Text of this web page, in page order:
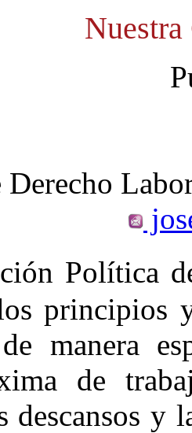
Derecho
Política
principios
manera
de
descansos y